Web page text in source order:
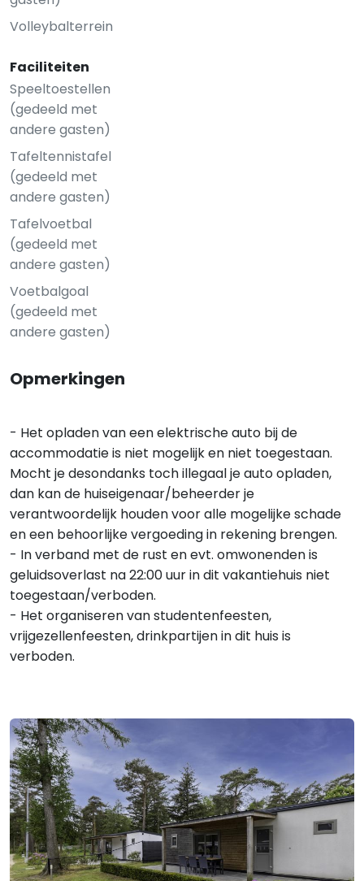
Volleybalterrein
Faciliteiten
Speeltoestellen
(gedeeld met
andere gasten)
Tafeltennistafel
(gedeeld met
andere gasten)
Tafelvoetbal
(gedeeld met
andere gasten)
Voetbalgoal
(gedeeld met
andere gasten)
Opmerkingen
- Het opladen van een elektrische auto bij de
accommodatie is niet mogelijk en niet toegestaan.
Mocht je desondanks toch illegaal je auto opladen,
dan kan de huiseigenaar/beheerder je
verantwoordelijk houden voor alle mogelijke schade
en een behoorlijke vergoeding in rekening brengen.
- In verband met de rust en evt. omwonenden is
geluidsoverlast na 22:00 uur in dit vakantiehuis niet
toegestaan/verboden.
- Het organiseren van studentenfeesten,
vrijgezellenfeesten, drinkpartijen in dit huis is
verboden.